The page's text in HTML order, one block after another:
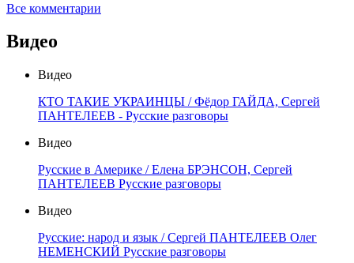
Все комментарии
Видео
Видео
КТО ТАКИЕ УКРАИНЦЫ / Фёдор ГАЙДА, Сергей
ПАНТЕЛЕЕВ - Русские разговоры
Видео
Русские в Америке / Елена БРЭНСОН, Сергей
ПАНТЕЛЕЕВ Русские разговоры
Видео
Русские: народ и язык / Сергей ПАНТЕЛЕЕВ Олег
НЕМЕНСКИЙ Русские разговоры